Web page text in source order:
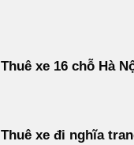
Thuê xe 16 chỗ Hà
Thuê xe đi nghĩa